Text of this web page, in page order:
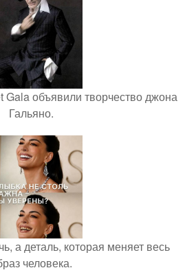
объявили творчество джона
Гальяно.
а деталь, которая меняет весь
человека.